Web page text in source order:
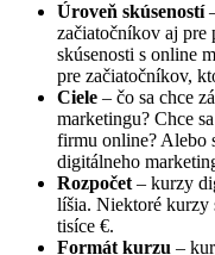
Úroveň skúseností
začiatočníkov aj pre
skúsenosti s online
pre začiatočníkov,
Ciele – čo sa chce
marketingu? Chce
firmu online? Alebo
digitálneho
Rozpočet– kurzy
líšia. Niektoré kurzy
tisíce €.
Formát kurzu –